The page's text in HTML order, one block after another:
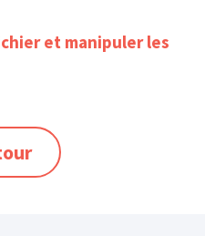
et manipuler les